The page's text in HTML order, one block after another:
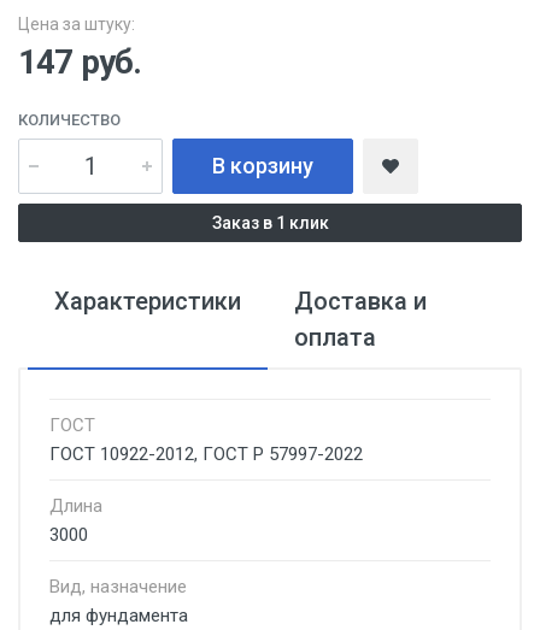
Цена за штуку:
147 руб.
КОЛИЧЕСТВО
В корзину
Заказ в 1 клик
Характеристики
Доставка и
оплата
ГОСТ
ГОСТ 10922-2012, ГОСТ Р 57997-2022
Длина
3000
Вид, назначение
для фундамента